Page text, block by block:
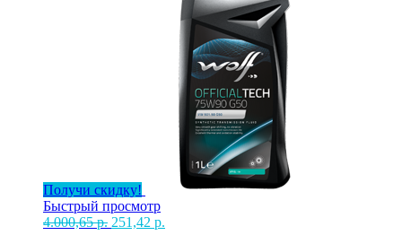
Получи скидку!
Быстрый просмотр
4.000,65р. Первоначальная
251,42 р.